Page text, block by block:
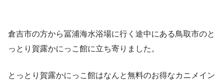
倉吉市の方から冨浦海水浴場に行く途中にある鳥取市のと
っとり賀露かにっこ館に立ち寄りました。
とっとり賀露かにっこ館はなんと無料のお得なカニメイン